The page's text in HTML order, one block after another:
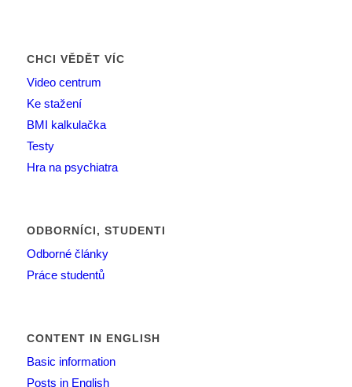
CHCI VĚDĚT VÍC
Video centrum
Ke stažení
BMI kalkulačka
Testy
Hra na psychiatra
ODBORNÍCI, STUDENTI
Odborné články
Práce studentů
CONTENT IN ENGLISH
Basic information
Posts in English